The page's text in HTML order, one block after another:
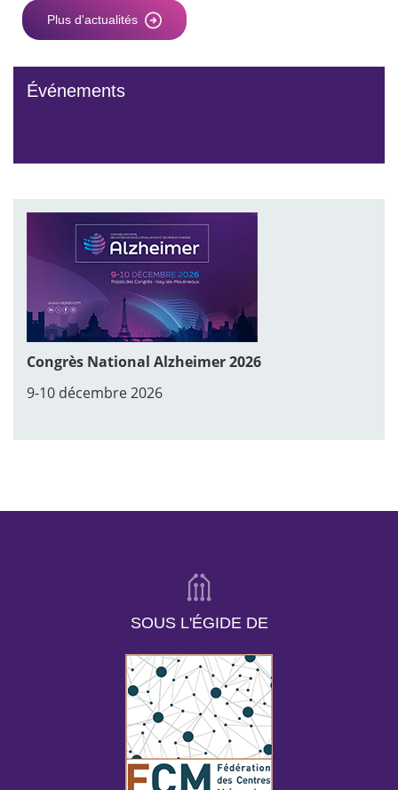
Plus d'actualités
Événements
Congrès National Alzheimer 2026
9-10 décembre 2026
SOUS L'ÉGIDE DE